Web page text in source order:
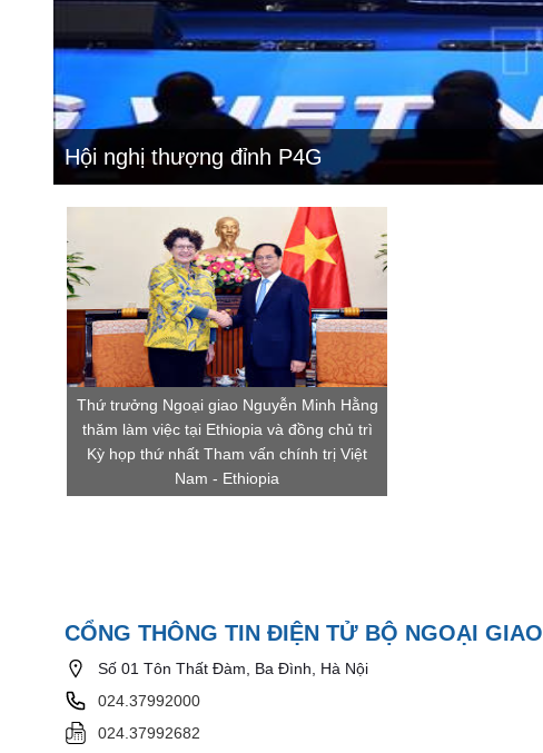
Hội nghị thượng đỉnh P4G
Thứ trưởng Ngoại giao Nguyễn Minh Hằng
thăm làm việc tại Ethiopia và đồng chủ trì
Kỳ họp thứ nhất Tham vấn chính trị Việt
Nam - Ethiopia
CỔNG THÔNG TIN ĐIỆN TỬ BỘ NGOẠI GIAO
Số 01 Tôn Thất Đàm, Ba Đình, Hà Nội
024.37992000
024.37992682